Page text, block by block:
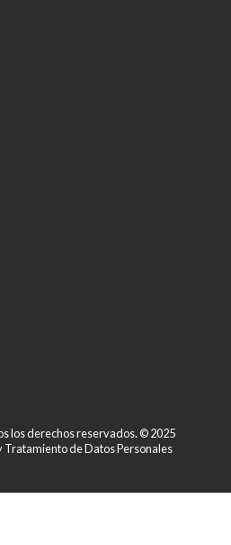
los derechos reservados. © 2025
Tratamiento de Datos Personales